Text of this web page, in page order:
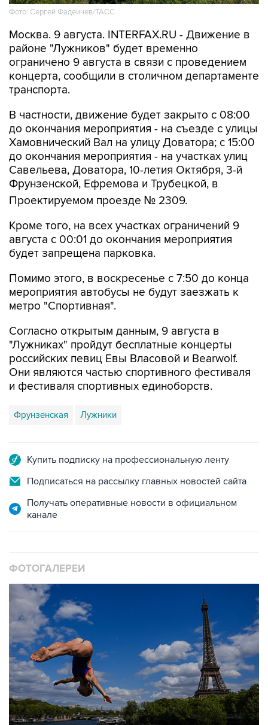
Фото: Сергей Фадеичев/ТАСС
Москва. 9 августа. INTERFAX.RU - Движение в
районе "Лужников" будет временно
ограничено 9 августа в связи с проведением
концерта, сообщили в столичном департаменте
транспорта.
В частности, движение будет закрыто с 08:00
до окончания мероприятия - на съезде с улицы
Хамовнический Вал на улицу Доватора; с 15:00
до окончания мероприятия - на участках улиц
Савельева, Доватора, 10-летия Октября, 3-й
Фрунзенской, Ефремова и Трубецкой, в
Проектируемом проезде № 2309.
Кроме того, на всех участках ограничений 9
августа с 00:01 до окончания мероприятия
будет запрещена парковка.
Помимо этого, в воскресенье с 7:50 до конца
мероприятия автобусы не будут заезжать к
метро "Спортивная".
Согласно открытым данным, 9 августа в
"Лужниках" пройдут бесплатные концерты
российских певиц Евы Власовой и Bearwolf.
Они являются частью спортивного фестиваля
и фестиваля спортивных единоборств.
Фрунзенская Лужники
Купить подписку на профессиональную ленту
Подписаться на рассылку главных новостей сайта
Получать оперативные новости в официальном
канале
ФОТОГАЛЕРЕИ